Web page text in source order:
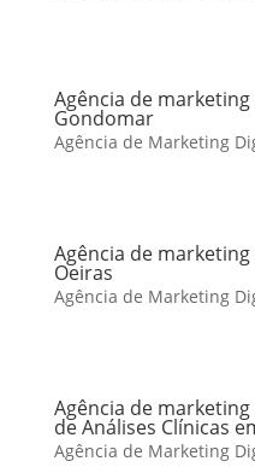
Agência de
Gondomar
Agência de Marketing
Agência de
Oeiras
Agência de Marketing
Agência de
de Análises Clínicas
Agência de Marketing